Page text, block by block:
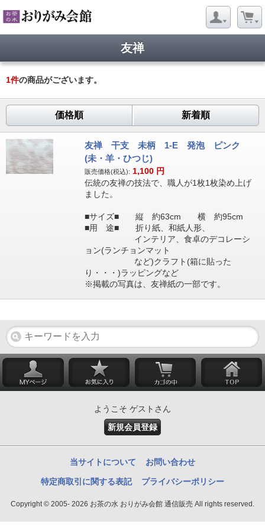
友禅
1件の商品がございます。
価格順 新着順
友禅 干支 未柄 1-E 発泡 ピンク
(未・羊・ひつじ)
販売価格(税込): 1,100 円
伝統の友禅の技法で、職人が1枚1枚染め上げ
ました。
■サイズ■ 縦 約63cm 横 約95cm
■用 途■ 折り紙、和紙人形、
インテリア、食卓のデコレーシ
ョン(ランチョンマット
など)クラフト(箱に貼った
り・・・)ラッピングなど
※掲載の写真は、友禅紙の一部です。
ようこそ ゲストさん
新規会員登録
当サイトについて お問い合わせ
特定商取引に関する表記 プライバシーポリシー
Copyright © 2005- 2026 お茶の水 おりがみ会館 通信販売 All rights reserved.